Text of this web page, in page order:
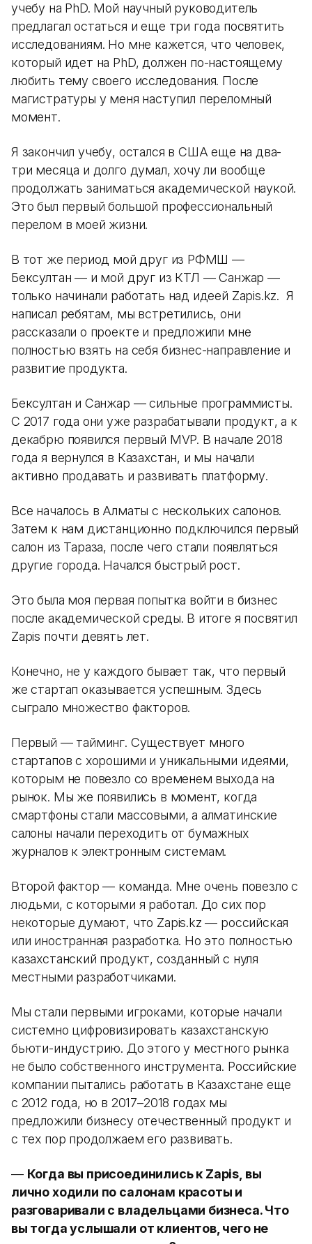
учебу на PhD. Мой научный руководитель
предлагал остаться и еще три года посвятить
исследованиям. Но мне кажется, что человек,
который идет на PhD, должен по-настоящему
любить тему своего исследования. После
магистратуры у меня наступил переломный
момент.
Я закончил учебу, остался в США еще на два-
три месяца и долго думал, хочу ли вообще
продолжать заниматься академической наукой.
Это был первый большой профессиональный
перелом в моей жизни.
В тот же период мой друг из РФМШ —
Бексултан — и мой друг из КТЛ — Санжар —
только начинали работать над идеей Zapis.kz. Я
написал ребятам, мы встретились, они
рассказали о проекте и предложили мне
полностью взять на себя бизнес-направление и
развитие продукта.
Бексултан и Санжар — сильные программисты.
С 2017 года они уже разрабатывали продукт, а к
декабрю появился первый MVP. В начале 2018
года я вернулся в Казахстан, и мы начали
активно продавать и развивать платформу.
Все началось в Алматы с нескольких салонов.
Затем к нам дистанционно подключился первый
салон из Тараза, после чего стали появляться
другие города. Начался быстрый рост.
Это была моя первая попытка войти в бизнес
после академической среды. В итоге я посвятил
Zapis почти девять лет.
Конечно, не у каждого бывает так, что первый
же стартап оказывается успешным. Здесь
сыграло множество факторов.
Первый — тайминг. Существует много
стартапов с хорошими и уникальными идеями,
которым не повезло со временем выхода на
рынок. Мы же появились в момент, когда
смартфоны стали массовыми, а алматинские
салоны начали переходить от бумажных
журналов к электронным системам.
Второй фактор — команда. Мне очень повезло с
людьми, с которыми я работал. До сих пор
некоторые думают, что Zapis.kz — российская
или иностранная разработка. Но это полностью
казахстанский продукт, созданный с нуля
местными разработчиками.
Мы стали первыми игроками, которые начали
системно цифровизировать казахстанскую
бьюти-индустрию. До этого у местного рынка
не было собственного инструмента. Российские
компании пытались работать в Казахстане еще
с 2012 года, но в 2017–2018 годах мы
предложили бизнесу отечественный продукт и
с тех пор продолжаем его развивать.
— Когда вы присоединились к Zapis, вы
лично ходили по салонам красоты и
разговаривали с владельцами бизнеса. Что
вы тогда услышали от клиентов, чего не